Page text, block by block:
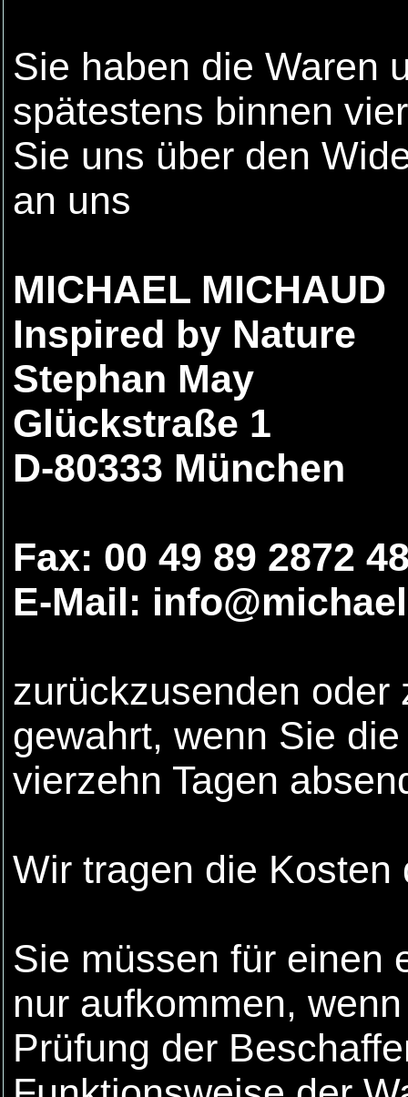
Sie haben die Waren
spätestens binnen
Sie uns über den
an uns
MICHAEL MICHAUD
Inspired by Nature
Stephan May
Glückstraße 1
D-80333 München
Fax: 00 49 89 2872
E-Mail:
zurückzusenden oder
gewahrt, wenn Sie
vierzehn Tagen
Wir tragen die Kosten
Sie müssen für einen
nur aufkommen,
Prüfung der